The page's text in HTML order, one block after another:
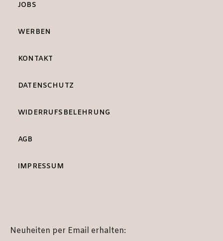
JOBS
WERBEN
KONTAKT
DATENSCHUTZ
WIDERRUFSBELEHRUNG
AGB
IMPRESSUM
Neuheiten per Email erhalten: